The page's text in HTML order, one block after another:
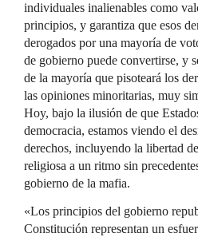
individuales inalienables como
principios, y garantiza que esos
derogados por una mayoría de
de gobierno puede convertirse, y
de la mayoría que pisoteará los
las opiniones minoritarias, muy
Hoy, bajo la ilusión de que
democracia, estamos viendo el
derechos, incluyendo la libertad
religiosa a un ritmo sin
gobierno de la mafia.
«Los principios del gobierno
Constitución representan un